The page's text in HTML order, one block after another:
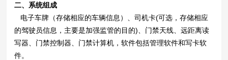
二、系统组成
电子车牌（存储相应的车辆信息）、司机卡(可选，存储相应
的驾驶员信息，主要是加强监管的目的)、门禁天线、远距离读
写器、门禁控制器、门禁计算机，软件包括管理软件和写卡软
件。